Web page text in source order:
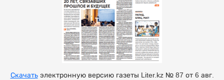
Скачатьэлектронную версию газеты Liter.kz № 87 от 6 авг.